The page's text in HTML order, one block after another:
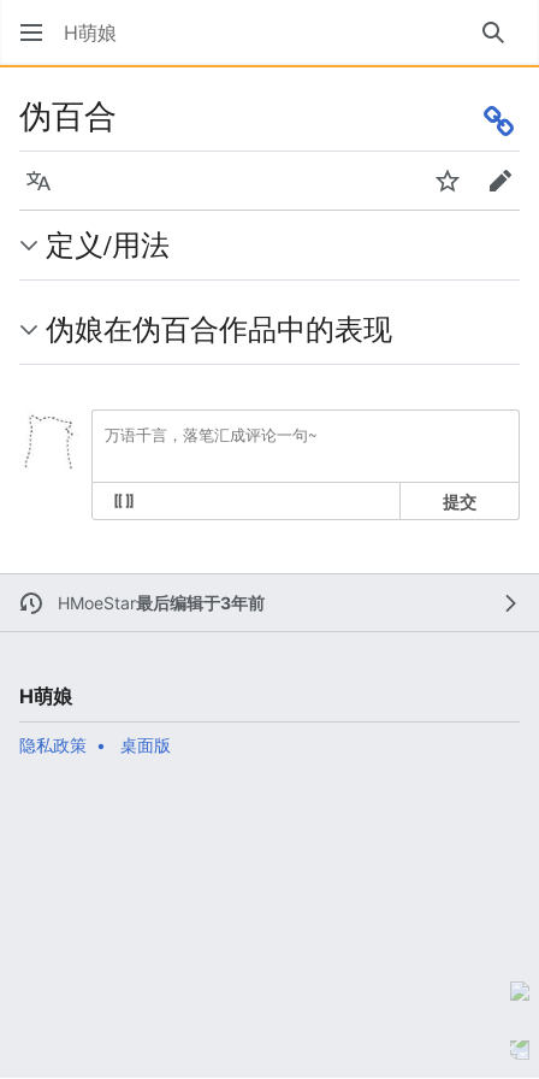
H萌娘 搜索
伪百合
语言 监视 编辑
定义/用法
伪娘在伪百合作品中的表现
提交
HMoeStar最后编辑于3年前
H萌娘
隐私政策 桌面版